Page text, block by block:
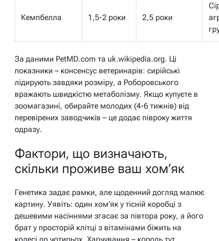
Кемпбелла 1,5-2 роки 2,5 роки
За даними PetMD.com та uk.wikipedia.org. Ці
показники – консенсус ветеринарів: сирійські
лідирують завдяки розміру, а Роборовського
вражають швидкістю метаболізму. Якщо купуєте в
зоомагазині, обирайте молодих (4-6 тижнів) від
перевірених заводчиків – це додає півроку життя
одразу.
Фактори, що визначають,
скільки проживе ваш хом’як
Генетика задає рамки, але щоденний догляд малює
картину. Уявіть: один хом’як у тісній коробці з
дешевими насіннями згасає за півтора року, а його
брат у просторій клітці з вітамінами біжить на